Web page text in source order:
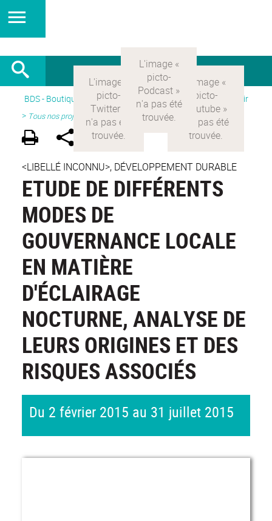
BDS - Boutique des sciences Version Française> Découvrir
> Tous nos projets
<LIBELLÉ INCONNU>, DÉVELOPPEMENT DURABLE
ETUDE DE DIFFÉRENTS
MODES DE
GOUVERNANCE LOCALE
EN MATIÈRE
D'ÉCLAIRAGE
NOCTURNE, ANALYSE DE
LEURS ORIGINES ET DES
RISQUES ASSOCIÉS
Du 2 février 2015 au 31 juillet 2015